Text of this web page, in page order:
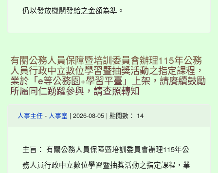
仍以發放機關發給之金額為準。
有關公務人員保障暨培訓委員會辦理115年公務
人員行政中立數位學習暨抽獎活動之指定課程，
業於「e等公務園+學習平臺」上架，請賡續鼓勵
所屬同仁踴躍參與，請查照轉知
人事主任 - 人事室 | 2026-08-05 | 點閱數： 14
主旨： 有關公務人員保障暨培訓委員會辦理115年公
務人員行政中立數位學習暨抽獎活動之指定課程，業